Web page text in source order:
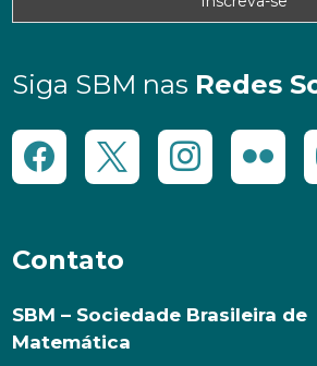
Siga SBM nas Redes
Contato
SBM – Sociedade Brasileira de
Matemática